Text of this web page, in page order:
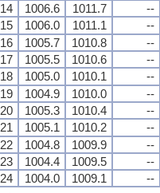
14
1006.6 1011.7 --
15
1006.0 1011.1 --
16
1005.7 1010.8 --
17
1005.5 1010.6 --
18
1005.0 1010.1 --
19
1004.9 1010.0 --
20
1005.3 1010.4 --
21
1005.1 1010.2 --
22
1004.8 1009.9 --
23
1004.4 1009.5 --
24
1004.0 1009.1 --